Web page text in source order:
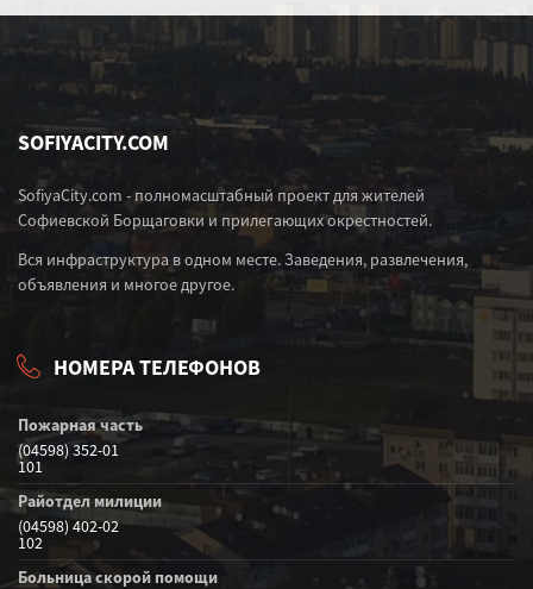
SOFIYACITY.COM
SofiyaCity.com - полномасштабный проект для жителей
Софиевской Борщаговки и прилегающих окрестностей.
Вся инфраструктура в одном месте. Заведения, развлечения,
объявления и многое другое.
НОМЕРА ТЕЛЕФОНОВ
Пожарная часть
(04598) 352-01
101
Райотдел милиции
(04598) 402-02
102
Больница скорой помощи